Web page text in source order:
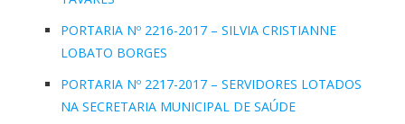
PORTARIA Nº 2216-2017 – SILVIA CRISTIANNE
LOBATO BORGES
PORTARIA Nº 2217-2017 – SERVIDORES LOTADOS
NA SECRETARIA MUNICIPAL DE SAÚDE